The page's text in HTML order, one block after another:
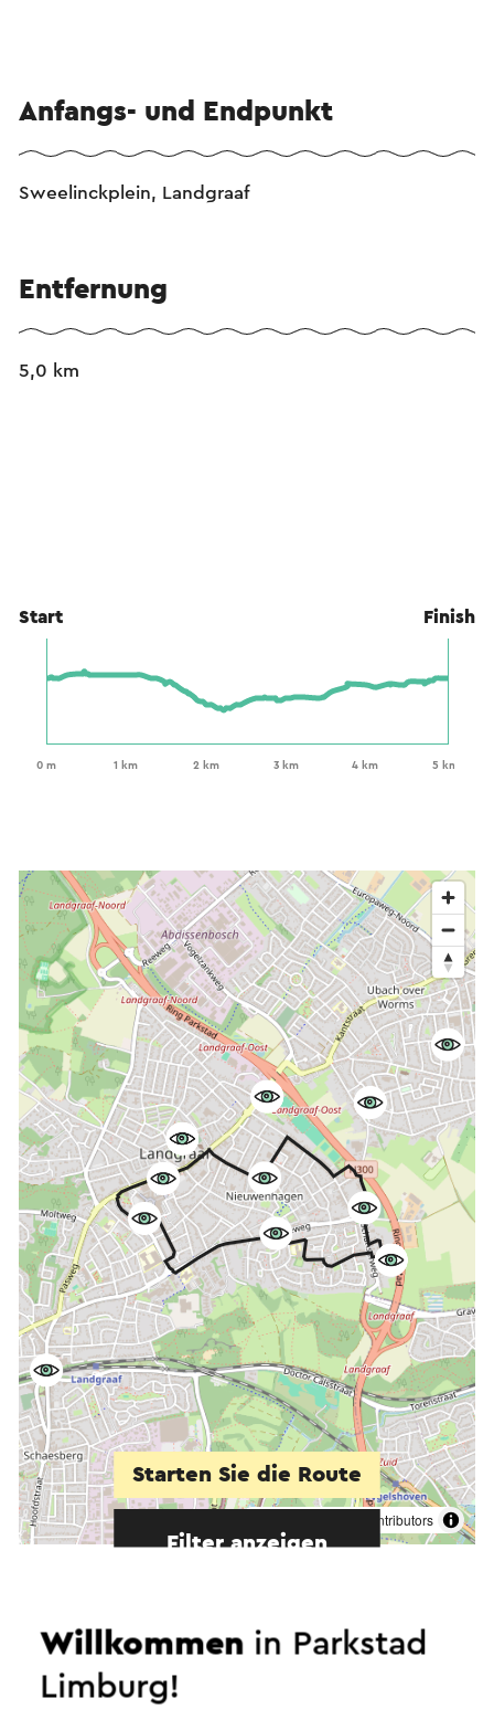
Anfangs- und Endpunkt
Sweelinckplein, Landgraaf
Entfernung
5,0 km
Start Finish
contributors
Starten Sie die Route
Filter anzeigen
In dem Gebiet
Willkommen in Parkstad
Limburg!